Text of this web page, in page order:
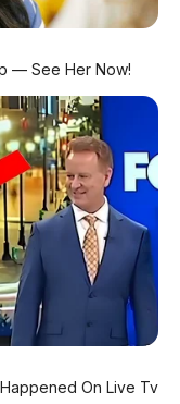
Bali
otomotif harian.
— See Her Now!
On Live Tv